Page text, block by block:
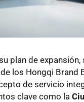
plan de expansión,
los Hongqi Brand
de servicio
clave como la